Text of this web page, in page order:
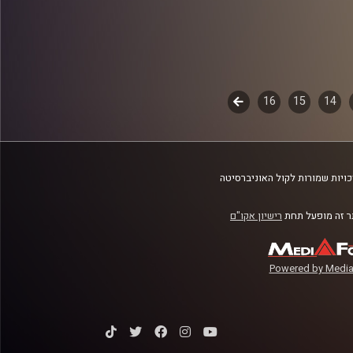
14
15
16
לשלב
שמורות לקול האוניברסיטה
זה מופעל תחת רישיון אקו"ם
Powered by